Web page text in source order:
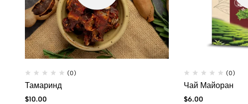
(0)
Тамаринд
$10.00
(0)
Чай Майоран
$6.00